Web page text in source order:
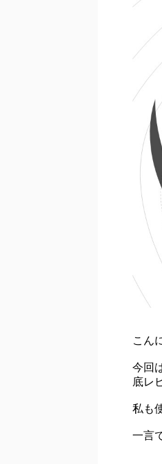
こん
今回
底レ
私も
一言